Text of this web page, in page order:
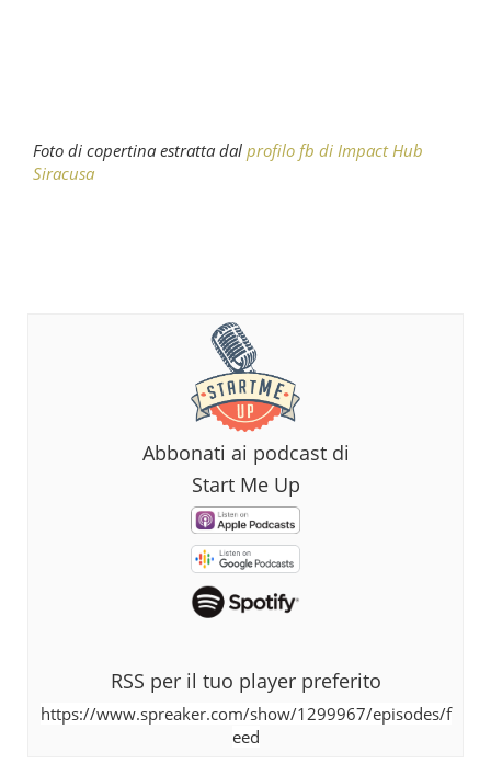
Foto di copertina estratta dal profilo fb di Impact Hub
Siracusa
Abbonati ai podcast di
Start Me Up
RSS per il tuo player preferito
https://www.spreaker.com/show/1299967/episodes/f
eed